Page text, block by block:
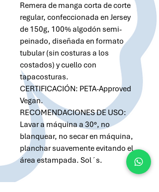
Remera de manga corta de corte
regular, confeccionada en Jersey
de 150g, 100% algodón semi-
peinado, diseñada en formato
tubular (sin costuras a los
costados) y cuello con
tapacosturas.
CERTIFICACIÓN: PETA-Approved
Vegan.
RECOMENDACIONES DE USO:
Lavar a máquina a 30°, no
blanquear, no secar en máquina,
planchar suavemente evitando el
área estampada. Sol´s.